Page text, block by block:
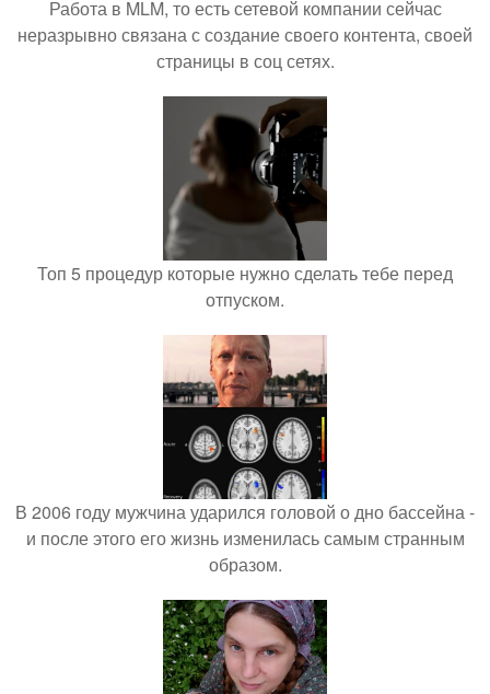
Работа в MLM, то есть сетевой компании сейчас
неразрывно связана с создание своего контента, своей
страницы в соц сетях.
Топ 5 процедур которые нужно сделать тебе перед
отпуском.
В 2006 году мужчина ударился головой о дно бассейна -
и после этого его жизнь изменилась самым странным
образом.